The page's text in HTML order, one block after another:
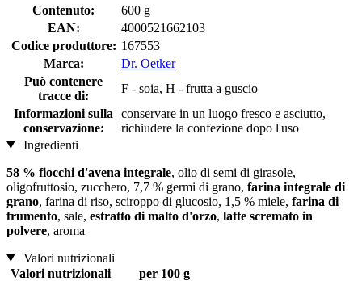
Contenuto:
600 g
EAN:
4000521662103
Codice produttore: 167553
Marca:
Dr. Oetker
Può contenere
tracce di:
F - soia, H - frutta a guscio
Informazioni sulla
conservazione:
conservare in un luogo fresco e asciutto,
richiudere la confezione dopo l'uso
Ingredienti
58 % fiocchi d'avena integrale, olio di semi di girasole,
oligofruttosio, zucchero, 7,7 % germi di grano, farina integrale di
grano, farina di riso, sciroppo di glucosio, 1,5 % miele, farina di
frumento, sale, estratto di malto d'orzo, latte scremato in
polvere, aroma
Valori nutrizionali
Valori nutrizionali
per 100 g